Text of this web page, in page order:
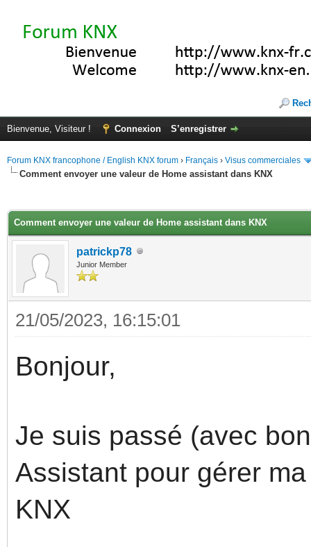
Bienvenue, Visiteur ! Connexion S’enregistrer
Forum KNX francophone / English KNX forum › Français › Visus commerciales
Comment envoyer une valeur de Home assistant dans KNX
Comment envoyer une valeur de Home assistant dans KNX
patrickp78
Junior Member
21/05/2023, 16:15:01
Bonjour,
Je suis passé (avec
Assistant pour gérer
KNX